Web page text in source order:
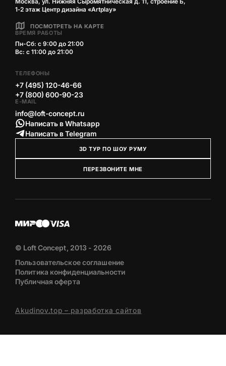
1‑2 этаж Центр дизайна «Artplay»
ПОСМОТРЕТЬ НА КАРТЕ
ВРЕМЯ РАБОТЫ
Пн-Сб: с 9:00 до 21:00
Вс: с 11:00 до 21:00
ТЕЛЕФОНЫ
+7 (495) 120-46-66
+7 (800) 600-90-23
E-MAIL
info@loft-concept.ru
Написать в Whatsapp
Написать в Telegram
3D ТУР ПО ШОУ РУМУ
ПЕРЕЗВОНИТЕ МНЕ
© Loft Concept, 2013 - 2026
Пользовательское соглашение
Политика конфиденциальности
Публичная оферта
Akudinov.top – разработка сайтов